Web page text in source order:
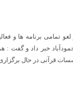
خبر داد و گفت
قرآنی در حال